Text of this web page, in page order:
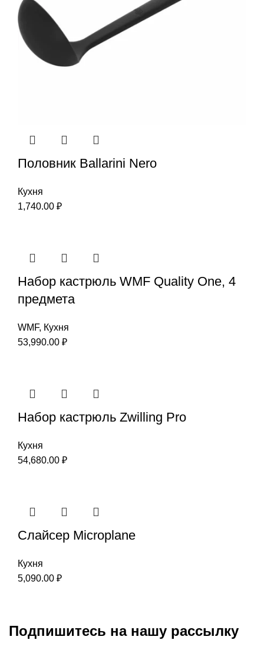
Половник Ballarini Nero
Кухня
1,740.00 ₽
Набор кастрюль WMF Quality One, 4
предмета
WMF, Кухня
53,990.00 ₽
Набор кастрюль Zwilling Pro
Кухня
54,680.00 ₽
Слайсер Microplane
Кухня
5,090.00 ₽
Подпишитесь на нашу рассылку